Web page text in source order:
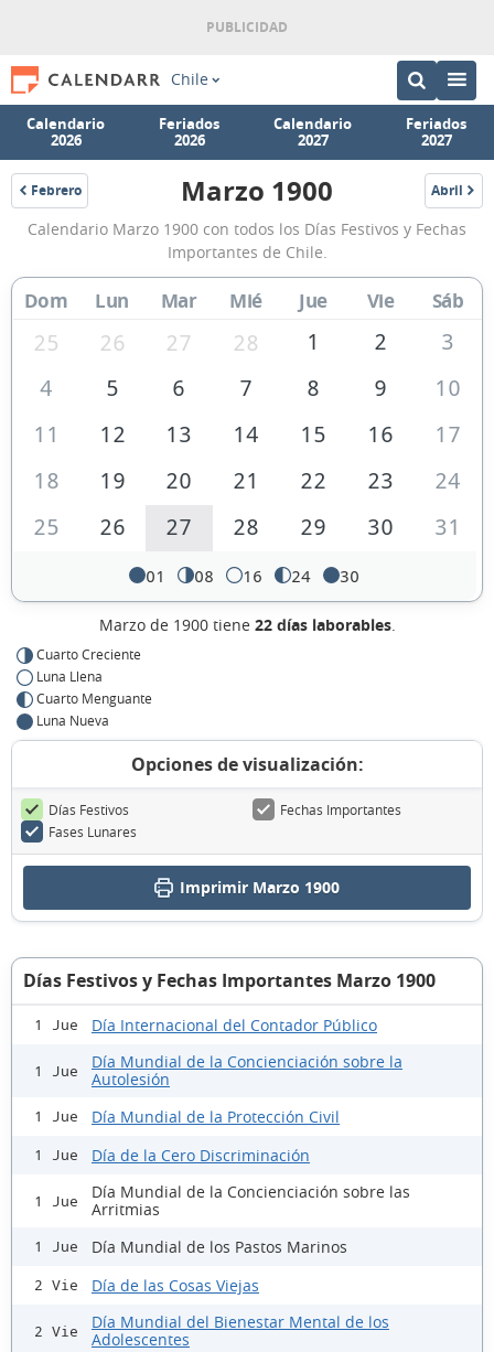
Chile
Calendario
2026
Feriados
2026
Calendario
2027
Feriados
2027
Febrero
1900
Calendario
Marzo
1900
de
Chile
Marzo 1900 Abril
1900
Calendario Marzo 1900 con todos los Días Festivos y Fechas
Importantes de Chile.
Dom Lun Mar Mié Jue Vie Sáb
25 26 27 28 1 2
3
4
5 6 7 8 9
10
11
12 13 14 15 16
17
18
19 20 21 22 23
24
25
26 27 28 29 30 31
01 08 16 24 30
Marzo de 1900 tiene 22 días laborables.
Cuarto Creciente
Luna Llena
Cuarto Menguante
Luna Nueva
Opciones de visualización:
Días Festivos
Fechas Importantes
Fases Lunares
Imprimir Marzo 1900
Días Festivos y Fechas Importantes Marzo 1900
1 Jue Día Internacional del Contador Público
1 Jue
Día Mundial de la Concienciación sobre la
Autolesión
1 Jue Día Mundial de la Protección Civil
1 Jue Día de la Cero Discriminación
1 Jue
Día Mundial de la Concienciación sobre las
Arritmias
1 Jue Día Mundial de los Pastos Marinos
2 Vie Día de las Cosas Viejas
2 Vie
Día Mundial del Bienestar Mental de los
Adolescentes